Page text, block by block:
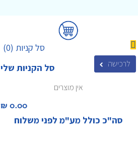
(0) סל קניות
סל הקניות שלי
לרכישה
אין מוצרים
0.00 ₪‎
סה"כ כולל מע"מ לפני משלוח